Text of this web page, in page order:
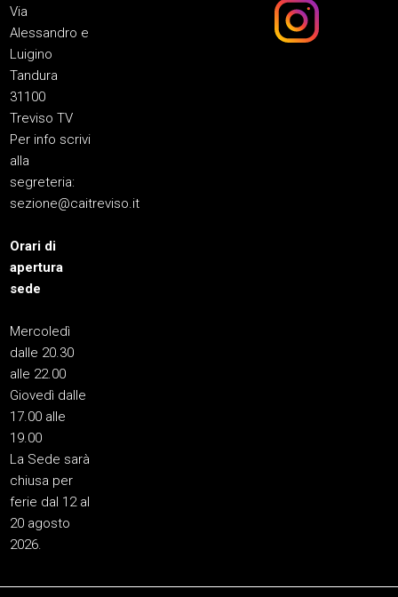
Via
Alessandro e
Luigino
Tandura
31100
Treviso TV
Per info scrivi
alla
segreteria:
sezione@caitreviso.it
Orari di
apertura
sede
Mercoledì
dalle 20.30
alle 22.00
Giovedì dalle
17.00 alle
19.00
La Sede sarà
chiusa per
ferie dal 12 al
20 agosto
2026.